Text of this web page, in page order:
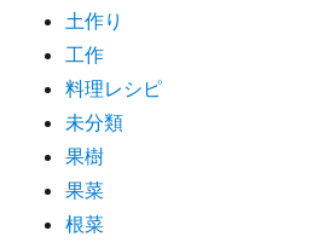
土作り
工作
料理レシピ
未分類
果樹
果菜
根菜